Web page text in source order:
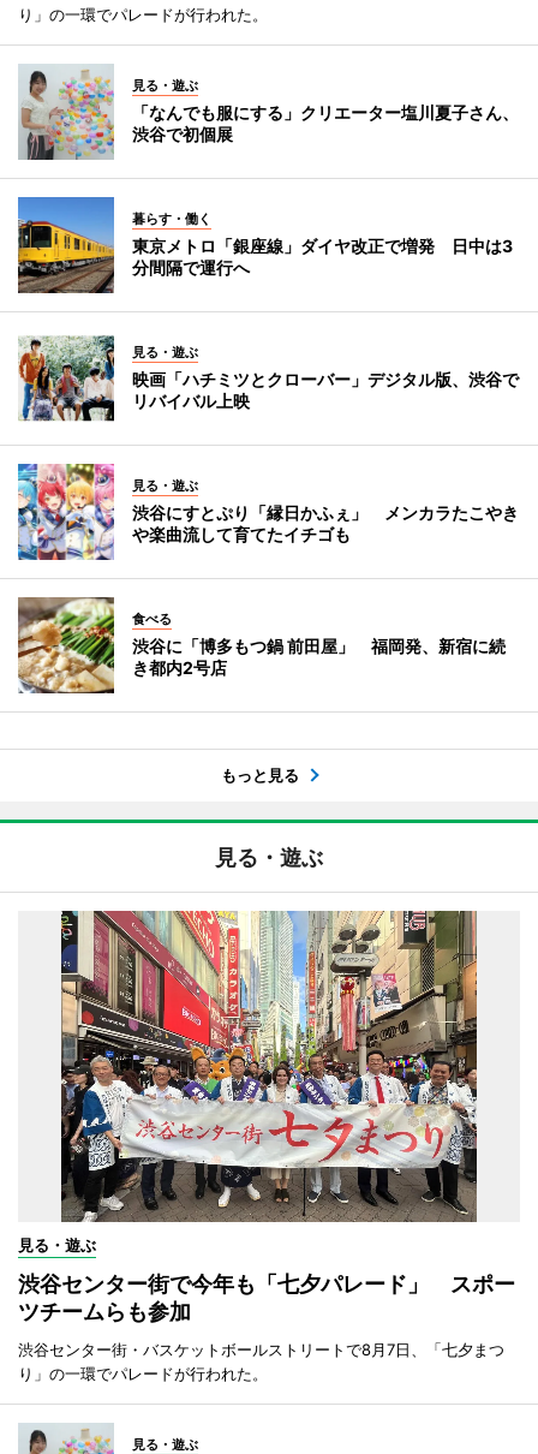
り」の一環でパレードが行われた。
見る・遊ぶ
「なんでも服にする」クリエーター塩川夏子さん、
渋谷で初個展
暮らす・働く
東京メトロ「銀座線」ダイヤ改正で増発 日中は3
分間隔で運行へ
見る・遊ぶ
映画「ハチミツとクローバー」デジタル版、渋谷で
リバイバル上映
見る・遊ぶ
渋谷にすとぷり「縁日かふぇ」 メンカラたこやき
や楽曲流して育てたイチゴも
食べる
渋谷に「博多もつ鍋 前田屋」 福岡発、新宿に続
き都内2号店
もっと見る
見る・遊ぶ
見る・遊ぶ
渋谷センター街で今年も「七夕パレード」 スポー
ツチームらも参加
渋谷センター街・バスケットボールストリートで8月7日、「七夕まつ
り」の一環でパレードが行われた。
見る・遊ぶ